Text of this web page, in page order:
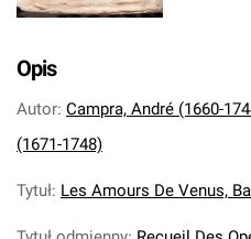
Opis
Autor: Campra, André (1660-
(1671-1748)
Tytuł: Les Amours De Venus,